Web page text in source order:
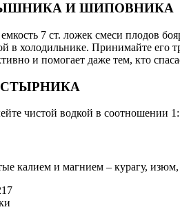
И ШИПОВНИКА
7 ст. ложек смеси плодов
в холодильнике. Принимайте его
и помогает даже тем, кто
чистой водкой в
калием и магнием – курагу,